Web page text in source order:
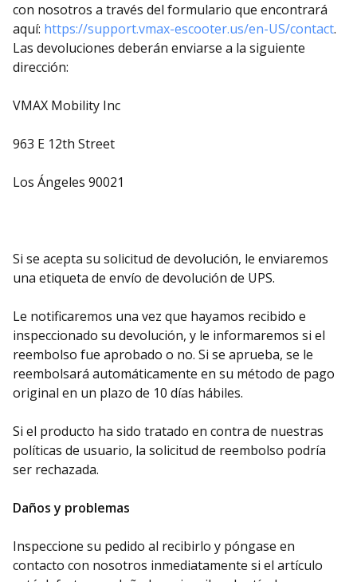
con nosotros a través del formulario que encontrará
aquí: https://support.vmax-escooter.us/en-US/contact.
Las devoluciones deberán enviarse a la siguiente
dirección:
VMAX Mobility Inc
963 E 12th Street
Los Ángeles 90021
Si se acepta su solicitud de devolución, le enviaremos
una etiqueta de envío de devolución de UPS.
Le notificaremos una vez que hayamos recibido e
inspeccionado su devolución, y le informaremos si el
reembolso fue aprobado o no. Si se aprueba, se le
reembolsará automáticamente en su método de pago
original en un plazo de 10 días hábiles.
Si el producto ha sido tratado en contra de nuestras
políticas de usuario, la solicitud de reembolso podría
ser rechazada.
Daños y problemas
Inspeccione su pedido al recibirlo y póngase en
contacto con nosotros inmediatamente si el artículo